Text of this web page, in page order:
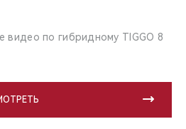
видео по гибридному TIGGO 8